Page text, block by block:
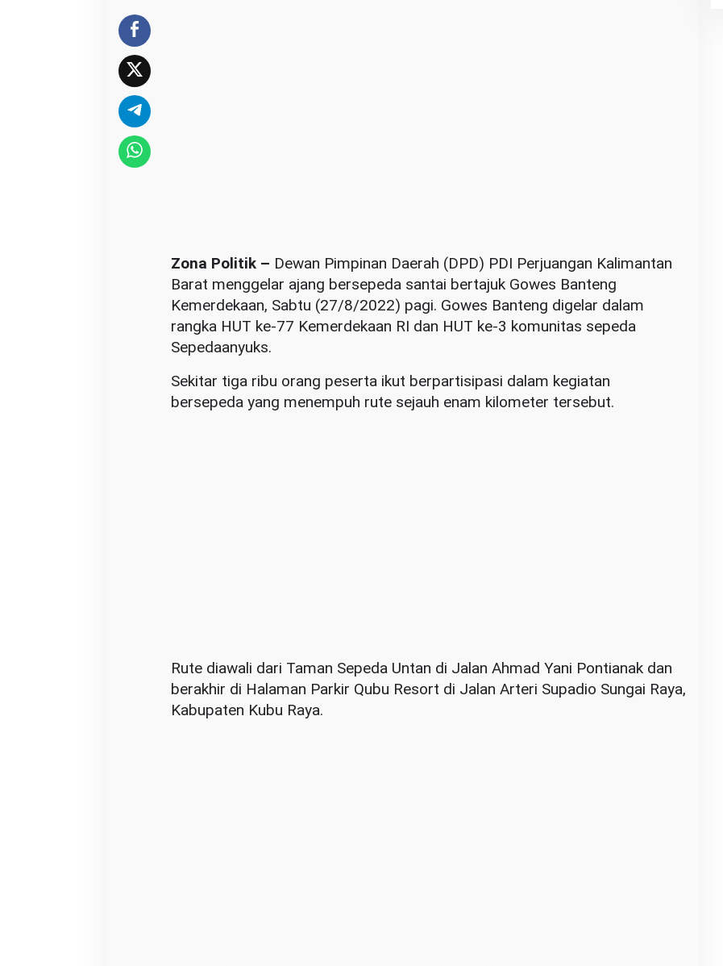
l
b
a
r
Zona Politik – Dewan Pimpinan Daerah (DPD) PDI Perjuangan Kalimantan
Barat menggelar ajang bersepeda santai bertajuk Gowes Banteng
Kemerdekaan, Sabtu (27/8/2022) pagi. Gowes Banteng digelar dalam
rangka HUT ke-77 Kemerdekaan RI dan HUT ke-3 komunitas sepeda
Sepedaanyuks.
Sekitar tiga ribu orang peserta ikut berpartisipasi dalam kegiatan
bersepeda yang menempuh rute sejauh enam kilometer tersebut.
Rute diawali dari Taman Sepeda Untan di Jalan Ahmad Yani Pontianak dan
berakhir di Halaman Parkir Qubu Resort di Jalan Arteri Supadio Sungai Raya,
Kabupaten Kubu Raya.